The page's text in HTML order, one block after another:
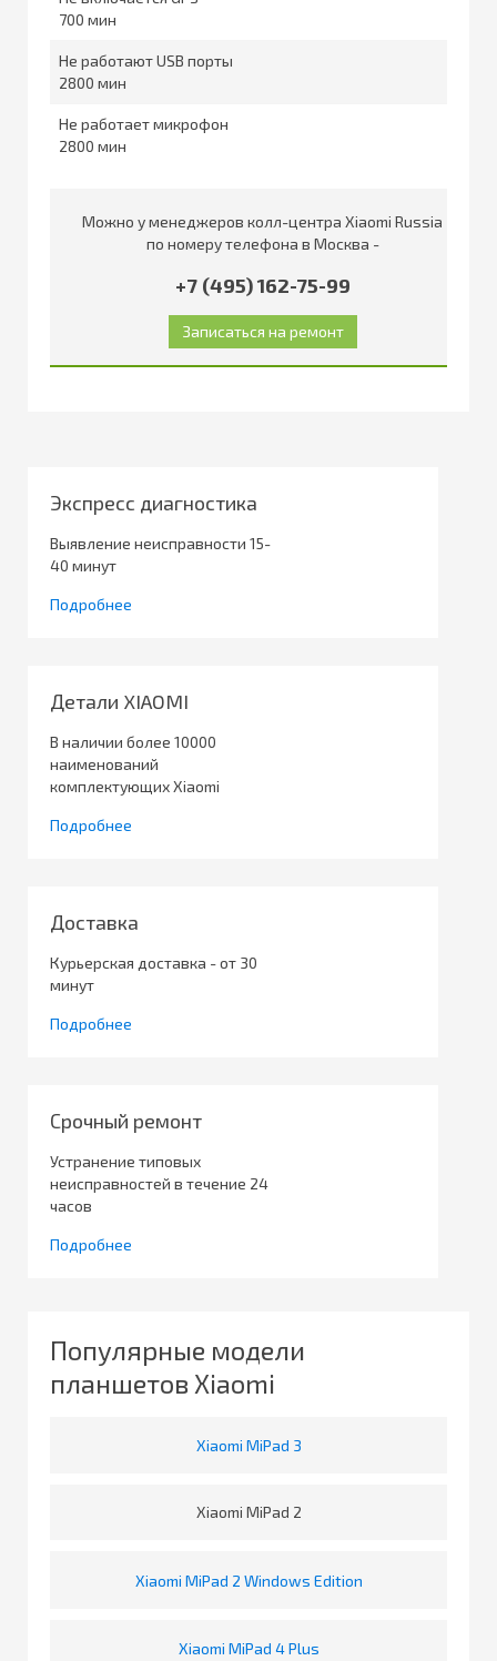
700
Не работают USB порты
2800
Не работает микрофон
2800
Можно у менеджеров колл-центра Xiaomi Russia
по номеру телефона в Москва -
+7 (495) 162-75-99
Экспресс диагностика
Выявление неисправности 15-
40 минут
Подробнее
Детали XIAOMI
В наличии более 10000
наименований
комплектующих Xiaomi
Подробнее
Доставка
Курьерская доставка - от 30
минут
Подробнее
Срочный ремонт
Устранение типовых
неисправностей в течение 24
часов
Подробнее
Популярные модели
планшетов Xiaomi
Xiaomi MiPad 3
Xiaomi MiPad 2
Xiaomi MiPad 2 Windows Edition
Xiaomi MiPad 4 Plus